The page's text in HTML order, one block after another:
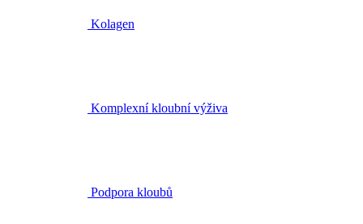
Kolagen
Komplexní kloubní výživa
Podpora kloubů